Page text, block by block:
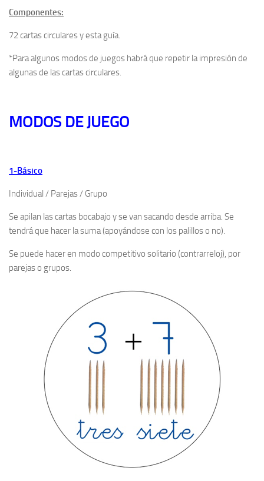
Componentes:
72 cartas circulares y esta guía.
*Para algunos modos de juegos habrá que repetir la impresión de
algunas de las cartas circulares.
MODOS DE JUEGO
1-Básico
Individual / Parejas / Grupo
Se apilan las cartas bocabajo y se van sacando desde arriba. Se
tendrá que hacer la suma (apoyándose con los palillos o no).
Se puede hacer en modo competitivo solitario (contrarreloj), por
parejas o grupos.